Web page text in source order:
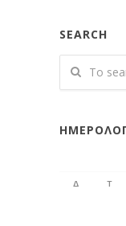
SEARCH
Δ Τ